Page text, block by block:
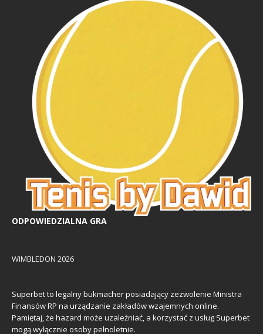
ODPOWIEDZIALNA GRA
WIMBLEDON 2026
Superbet to legalny bukmacher posiadający zezwolenie Ministra
Finansów RP na urządzanie zakładów wzajemnych online.
Pamiętaj, że hazard może uzależniać, a korzystać z usług Superbet
mogą wyłącznie osoby pełnoletnie.